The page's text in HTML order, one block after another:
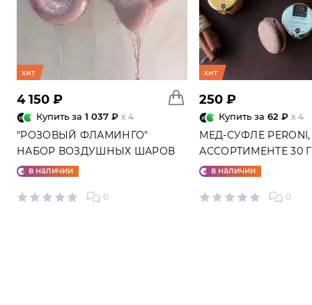
хит
4 150 ₽
Купить за 1 037 ₽ x 4
"РОЗОВЫЙ ФЛАМИНГО"
НАБОР ВОЗДУШНЫХ ШАРОВ
№25в наличии
0
хит
250 ₽
Купить за 62 ₽ x 4
МЕД-СУФЛЕ
АССОРТИМЕНТЕ 30
в наличии
0